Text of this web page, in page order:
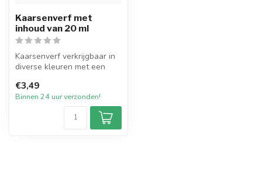
Kaarsenverf met
inhoud van 20 ml
Kaarsenverf verkrijgbaar in
diverse kleuren met een
b...
€3,49
Binnen 24 uur verzonden!